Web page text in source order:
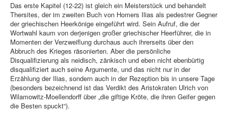
Das erste Kapitel (12-22) ist gleich ein Meisterstück und behandelt
Thersites, der im zweiten Buch von Homers Ilias als pedestrer Gegner
der griechischen Heerkönige eingeführt wird. Sein Aufruf, die der
Wortwahl kaum von derjenigen großer griechischer Heerführer, die in
Momenten der Verzweiflung durchaus auch ihrerseits über den
Abbruch des Krieges räsonierten. Aber die persönliche
Disqualifizierung als neidisch, zänkisch und eben nicht ebenbürtig
disqualifiziert auch seine Argumente, und das nicht nur in der
Erzählung der Ilias, sondern auch in der Rezeption bis in unsere Tage
(besonders bezeichnend ist das Verdikt des Aristokraten Ulrich von
Wilamowitz-Moellendorff über „die giftige Kröte, die ihren Geifer gegen
die Besten spuckt“).